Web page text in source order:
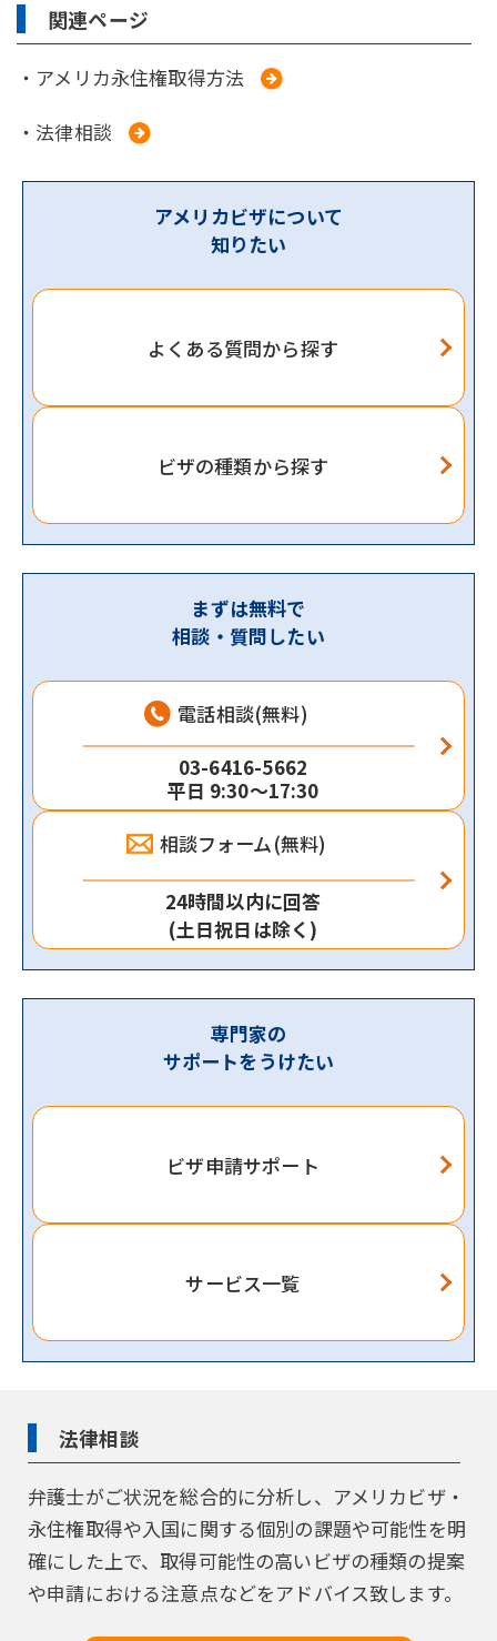
関連ページ
・アメリカ永住権取得方法
・法律相談
アメリカビザについて
知りたい
よくある質問から探す
ビザの種類から探す
まずは無料で
相談・質問したい
電話相談(無料)
03-6416-5662
平日 9:30～17:30
相談フォーム(無料)
24時間以内に回答
(土日祝日は除く)
専門家の
サポートをうけたい
ビザ申請サポート
サービス一覧
法律相談
弁護士がご状況を総合的に分析し、アメリカビザ・
永住権取得や入国に関する個別の課題や可能性を明
確にした上で、取得可能性の高いビザの種類の提案
や申請における注意点などをアドバイス致します。